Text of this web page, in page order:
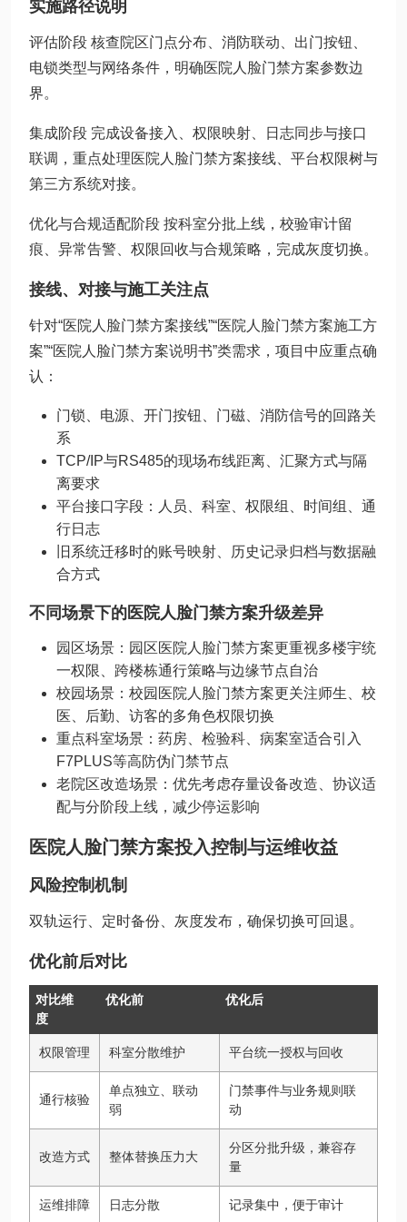
实施路径说明
评估阶段 核查院区门点分布、消防联动、出门按钮、
电锁类型与网络条件，明确医院人脸门禁方案参数边
界。
集成阶段 完成设备接入、权限映射、日志同步与接口
联调，重点处理医院人脸门禁方案接线、平台权限树与
第三方系统对接。
优化与合规适配阶段 按科室分批上线，校验审计留
痕、异常告警、权限回收与合规策略，完成灰度切换。
接线、对接与施工关注点
针对“医院人脸门禁方案接线”“医院人脸门禁方案施工方
案”“医院人脸门禁方案说明书”类需求，项目中应重点确
认：
门锁、电源、开门按钮、门磁、消防信号的回路关
系
TCP/IP与RS485的现场布线距离、汇聚方式与隔
离要求
平台接口字段：人员、科室、权限组、时间组、通
行日志
旧系统迁移时的账号映射、历史记录归档与数据融
合方式
不同场景下的医院人脸门禁方案升级差异
园区场景：园区医院人脸门禁方案更重视多楼宇统
一权限、跨楼栋通行策略与边缘节点自治
校园场景：校园医院人脸门禁方案更关注师生、校
医、后勤、访客的多角色权限切换
重点科室场景：药房、检验科、病案室适合引入
F7PLUS等高防伪门禁节点
老院区改造场景：优先考虑存量设备改造、协议适
配与分阶段上线，减少停运影响
医院人脸门禁方案投入控制与运维收益
风险控制机制
双轨运行、定时备份、灰度发布，确保切换可回退。
优化前后对比
对比维
度
优化前 优化后
权限管理 科室分散维护 平台统一授权与回收
通行核验
单点独立、联动
弱
门禁事件与业务规则联
动
改造方式 整体替换压力大
分区分批升级，兼容存
量
运维排障 日志分散 记录集中，便于审计